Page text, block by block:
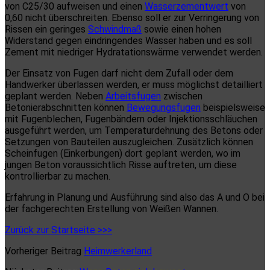
von C25/30 aufweisen und einen Wasserzementwert von
0,60 nicht überschreiten. Ebenso soll er zur Verringerung von
Rissen ein geringes Schwindmaß sowie einen hohen
Widerstand gegen eindringendes Wasser haben und es soll
Zement mit niedriger Hydratationswärme verwendet werden.
Der Einsatz von Fugen darf nicht dem Zufall oder dem
Handwerker überlassen werden, er muss möglichst detailliert
geplant werden. Neben Arbeitsfugen zwischen
Betonierabschnitten können Bewegungsfugen beispielsweise
mit Fugenblechen, Fugenbändern oder Injektionsschläuchen
ausgeführt werden, um Temperaturdehnung des Betons oder
Setzungen von Bauteilen auszugleichen. Zusätzlich können
Scheinfugen (Einkerbungen) dort geplant werden, wo im
jungen Beton voraussichtlich Risse auftreten, um diese
kontrollierbar zu machen.
Erfahrung in Planung und Ausführung sind also das A und O bei
der fachgerechten Erstellung von Weißen Wannen.
Zurück zur Startseite >>>
Vorheriger Beitrag Heimwerkerland